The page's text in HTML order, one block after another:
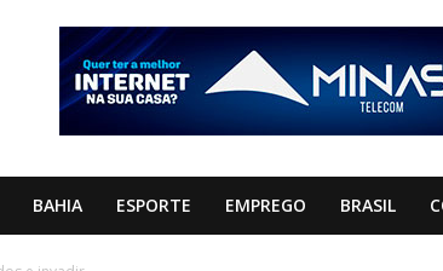
BAHIA ESPORTE EMPREGO BRASIL